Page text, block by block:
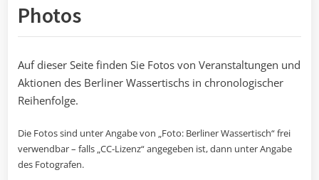
Photos
Auf dieser Seite finden Sie Fotos von Veranstaltungen und
Aktionen des Berliner Wassertischs in chronologischer
Reihenfolge.
Die Fotos sind unter Angabe von „Foto: Berliner Wassertisch“ frei
verwendbar – falls „CC-Lizenz“ angegeben ist, dann unter Angabe
des Fotografen.